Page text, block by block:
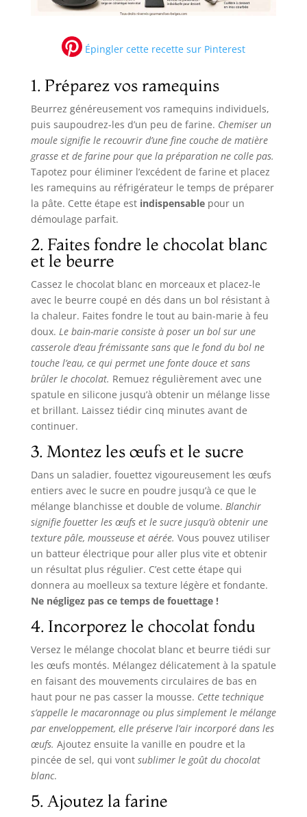
Épingler cette recette sur Pinterest
1. Préparez vos ramequins
Beurrez généreusement vos ramequins individuels,
puis saupoudrez-les d’un peu de farine. Chemiser un
moule signifie le recouvrir d’une fine couche de matière
grasse et de farine pour que la préparation ne colle pas.
Tapotez pour éliminer l’excédent de farine et placez
les ramequins au réfrigérateur le temps de préparer
la pâte. Cette étape est indispensablepour un
démoulage parfait.
2. Faites fondre le chocolat blanc
et le beurre
Cassez le chocolat blanc en morceaux et placez-le
avec le beurre coupé en dés dans un bol résistant à
la chaleur. Faites fondre le tout au bain-marie à feu
doux. Le bain-marie consiste à poser un bol sur une
casserole d’eau frémissante sans que le fond du bol ne
touche l’eau, ce qui permet une fonte douce et sans
brûler le chocolat. Remuez régulièrement avec une
spatule en silicone jusqu’à obtenir un mélange lisse
et brillant. Laissez tiédir cinq minutes avant de
continuer.
3. Montez les œufs et le sucre
Dans un saladier, fouettez vigoureusement les œufs
entiers avec le sucre en poudre jusqu’à ce que le
mélange blanchisse et double de volume. Blanchir
signifie fouetter les œufs et le sucre jusqu’à obtenir une
texture pâle, mousseuse et aérée. Vous pouvez utiliser
un batteur électrique pour aller plus vite et obtenir
un résultat plus régulier. C’est cette étape qui
donnera au moelleux sa texture légère et fondante.
Ne négligez pas ce temps de fouettage !
4. Incorporez le chocolat fondu
Versez le mélange chocolat blanc et beurre tiédi sur
les œufs montés. Mélangez délicatement à la spatule
en faisant des mouvements circulaires de bas en
haut pour ne pas casser la mousse. Cette technique
s’appelle le macaronnage ou plus simplement le mélange
par enveloppement, elle préserve l’air incorporé dans les
œufs. Ajoutez ensuite la vanille en poudre et la
pincée de sel, qui vont sublimer le goût du chocolat
blanc.
5. Ajoutez la farine